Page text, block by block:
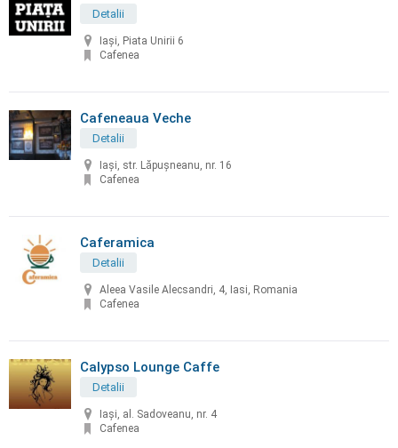
Detalii
Iași, Piata Unirii 6
Cafenea
Cafeneaua Veche
Detalii
Iaşi, str. Lăpuşneanu, nr. 16
Cafenea
Caferamica
Detalii
Aleea Vasile Alecsandri, 4, Iasi, Romania
Cafenea
Calypso Lounge Caffe
Detalii
Iași, al. Sadoveanu, nr. 4
Cafenea